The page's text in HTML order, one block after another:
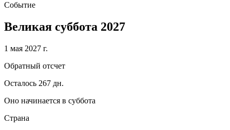
Событие
Великая суббота 2027
1 мая 2027 г.
Обратный отсчет
Осталось 267 дн.
Оно начинается в суббота
Страна